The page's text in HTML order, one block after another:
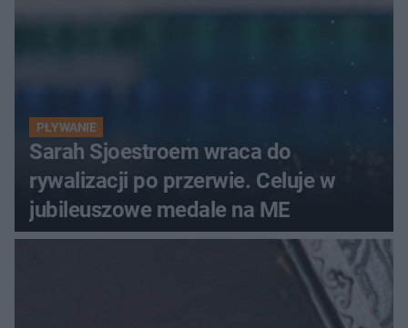
PŁYWANIE
Sarah Sjoestroem wraca do
rywalizacji po przerwie. Celuje w
jubileuszowe medale na ME